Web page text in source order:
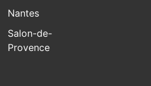
Nantes
Salon-de-
Provence